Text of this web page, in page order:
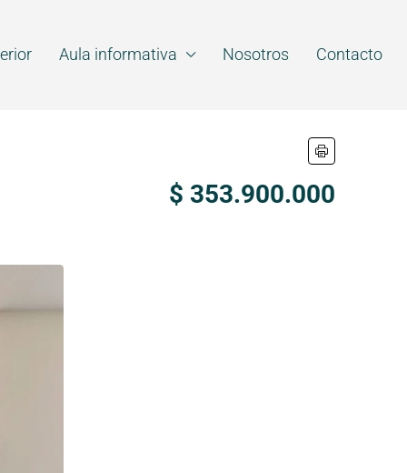
Aula informativa Nosotros Contacto
$ 353.900.000